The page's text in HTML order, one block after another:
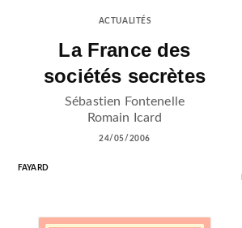
ACTUALITÉS
La France des
sociétés secrètes
Sébastien Fontenelle
Romain Icard
24/05/2006
FAYARD